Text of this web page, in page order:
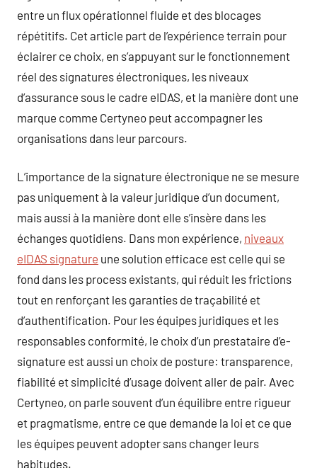
entre un flux opérationnel fluide et des blocages
répétitifs. Cet article part de l’expérience terrain pour
éclairer ce choix, en s’appuyant sur le fonctionnement
réel des signatures électroniques, les niveaux
d’assurance sous le cadre eIDAS, et la manière dont une
marque comme Certyneo peut accompagner les
organisations dans leur parcours.
L’importance de la signature électronique ne se mesure
pas uniquement à la valeur juridique d’un document,
mais aussi à la manière dont elle s’insère dans les
échanges quotidiens. Dans mon expérience, niveaux
eIDAS signature une solution efficace est celle qui se
fond dans les process existants, qui réduit les frictions
tout en renforçant les garanties de traçabilité et
d’authentification. Pour les équipes juridiques et les
responsables conformité, le choix d’un prestataire d’e-
signature est aussi un choix de posture: transparence,
fiabilité et simplicité d’usage doivent aller de pair. Avec
Certyneo, on parle souvent d’un équilibre entre rigueur
et pragmatisme, entre ce que demande la loi et ce que
les équipes peuvent adopter sans changer leurs
habitudes.